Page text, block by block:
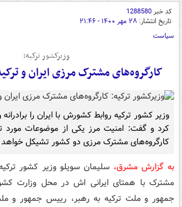
کد خبر1288580
تاریخ انتشار: ۲۸ مهر ۱۴۰۰ - ۲۱:۴۶
سیاست
وزیرکشور ترکیه:
کارگروه‌های مشترک مرزی ایران و
وزیر کشور ترکیه روابط کشورش با ایران را
کرد و گفت: امنیت مرز یکی از موضوعات
کارگروه‌های مشترک مرزی دو کشور تشیکل
به گزارش مشرق،سلیمان سویلو وزیر کشور
مشترک با همتای ایرانی اش در محل وزارت
جمهور و ملت ترکیه به رهبر، رییس جمهور و